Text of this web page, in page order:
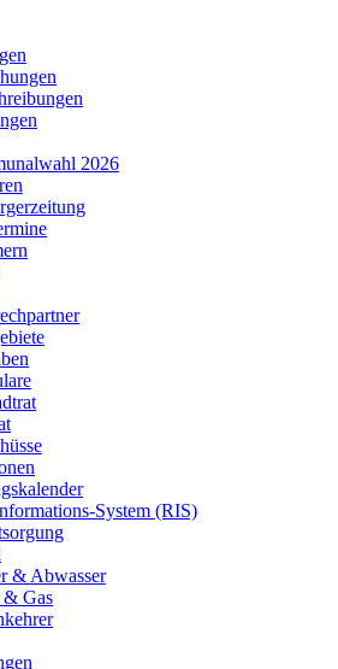
2026
System (RIS)
& Abwasser
& Gas